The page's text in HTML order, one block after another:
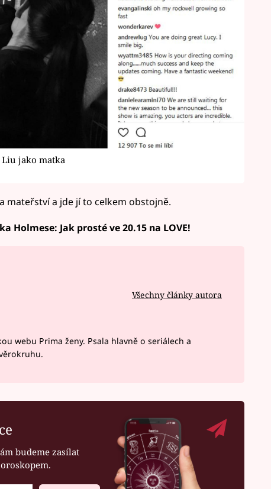
Liu jako matka
mateřství a jde jí to celkem obstojně.
Holmese: Jak prosté ve 20.15 na LOVE!
Všechny články autora
webu Prima ženy. Psala hlavně o seriálech a
budeme zasílat